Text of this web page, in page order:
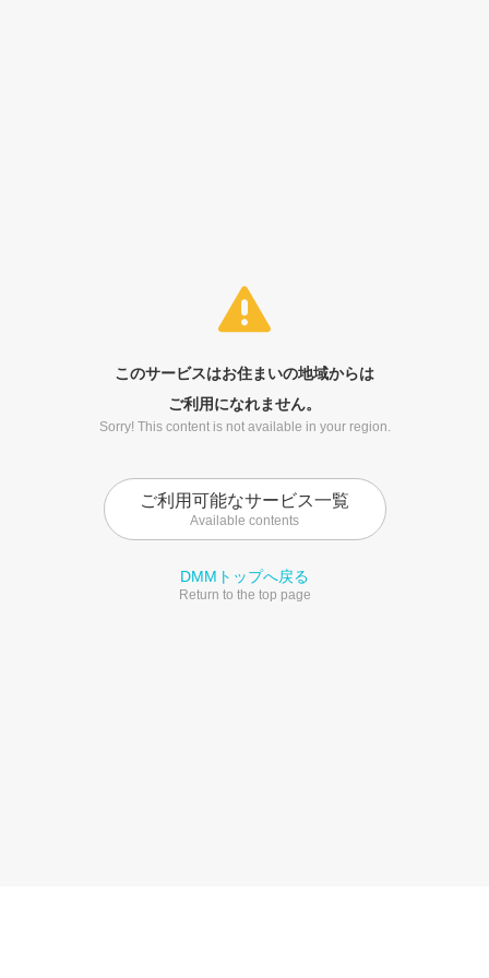
このサービスはお住まいの地域からは
ご利用になれません。
Sorry! This content is not available in your region.
ご利用可能なサービス一覧
Available contents
DMMトップへ戻る
Return to the top page